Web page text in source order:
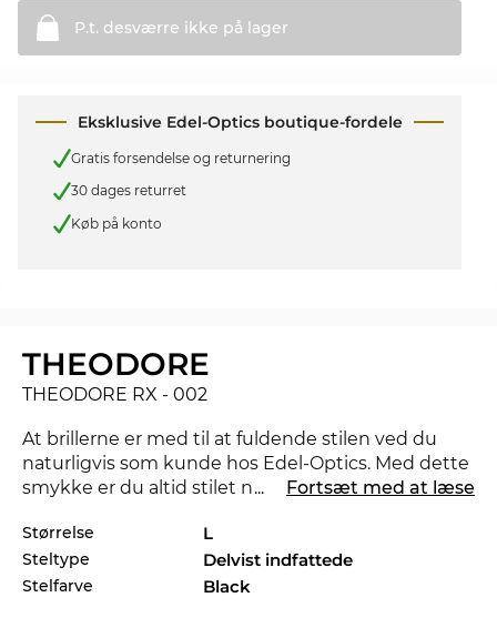
P.t. desværre ikke på lager
Eksklusive Edel-Optics boutique-fordele
Gratis forsendelse og returnering
30 dages returret
Køb på konto
THEODORE
THEODORE RX - 002
At brillerne er med til at fuldende stilen ved du
naturligvis som kunde hos Edel-Optics. Med dette
smykke er du altid stilet når du er undervejs og
der en anden farve der ville matche bedre med dit
foretrukne outfit, så tjek også de andre styles af
THEODORE RX i vores sortiment fra 2025, og 2026
... Fortsæt med at læse
Størrelse L
Steltype Delvist indfattede
Stelfarve Black